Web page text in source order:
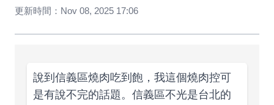
更新時間：Nov 08, 2025 17:06
說到信義區燒肉吃到飽，我這個燒肉控可
是有說不完的話題。信義區不光是台北的